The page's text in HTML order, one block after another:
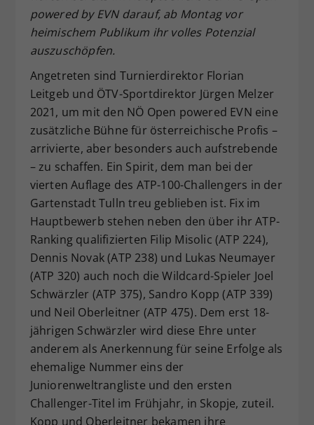
powered by EVN darauf, ab Montag vor
heimischem Publikum ihr volles Potenzial
auszuschöpfen.
Angetreten sind Turnierdirektor Florian
Leitgeb und ÖTV-Sportdirektor Jürgen Melzer
2021, um mit den NÖ Open powered EVN eine
zusätzliche Bühne für österreichische Profis –
arrivierte, aber besonders auch aufstrebende
– zu schaffen. Ein Spirit, dem man bei der
vierten Auflage des ATP-100-Challengers in der
Gartenstadt Tulln treu geblieben ist. Fix im
Hauptbewerb stehen neben den über ihr ATP-
Ranking qualifizierten Filip Misolic (ATP 224),
Dennis Novak (ATP 238) und Lukas Neumayer
(ATP 320) auch noch die Wildcard-Spieler Joel
Schwärzler (ATP 375), Sandro Kopp (ATP 339)
und Neil Oberleitner (ATP 475). Dem erst 18-
jährigen Schwärzler wird diese Ehre unter
anderem als Anerkennung für seine Erfolge als
ehemalige Nummer eins der
Juniorenweltrangliste und den ersten
Challenger-Titel im Frühjahr, in Skopje, zuteil.
Kopp und Oberleitner bekamen ihre
Dieser Wert speichert Ihre Consent-
Einstellungen. Unter anderem eine
zufällig generierte ID, für die
vorgenommen Einstellungen, falls der
Webseiten-Betreiber dies eingestellt
hat.